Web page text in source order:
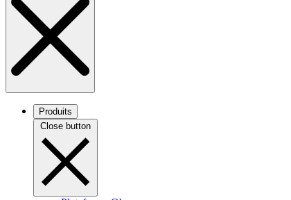
Produits
Close button